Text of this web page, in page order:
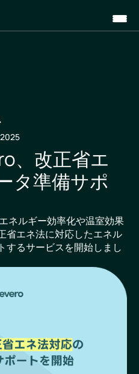
、改正省エ
タ準備サポ
ネルギー効率化や温室効果
省エネ法に対応したエネル
するサービスを開始しまし